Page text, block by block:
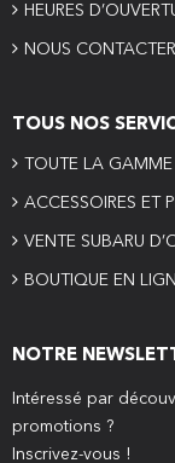
HEURES
NOUS CONTACTER
TOUS NOS
TOUTE LA
ACCESSOIRES ET
VENTE SUBARU
BOUTIQUE EN
NOTRE
Intéressé par
promotions ?
Inscrivez-vous !